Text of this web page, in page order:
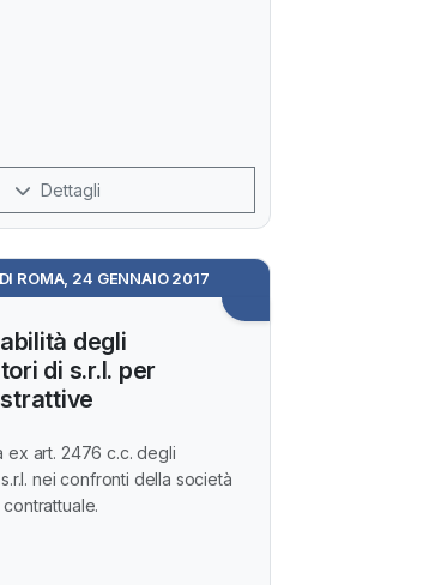
Dettagli
ROMA, 24 GENNAIO 2017
degli
di s.r.l. per
ex art. 2476 c.c. degli
nei confronti della società